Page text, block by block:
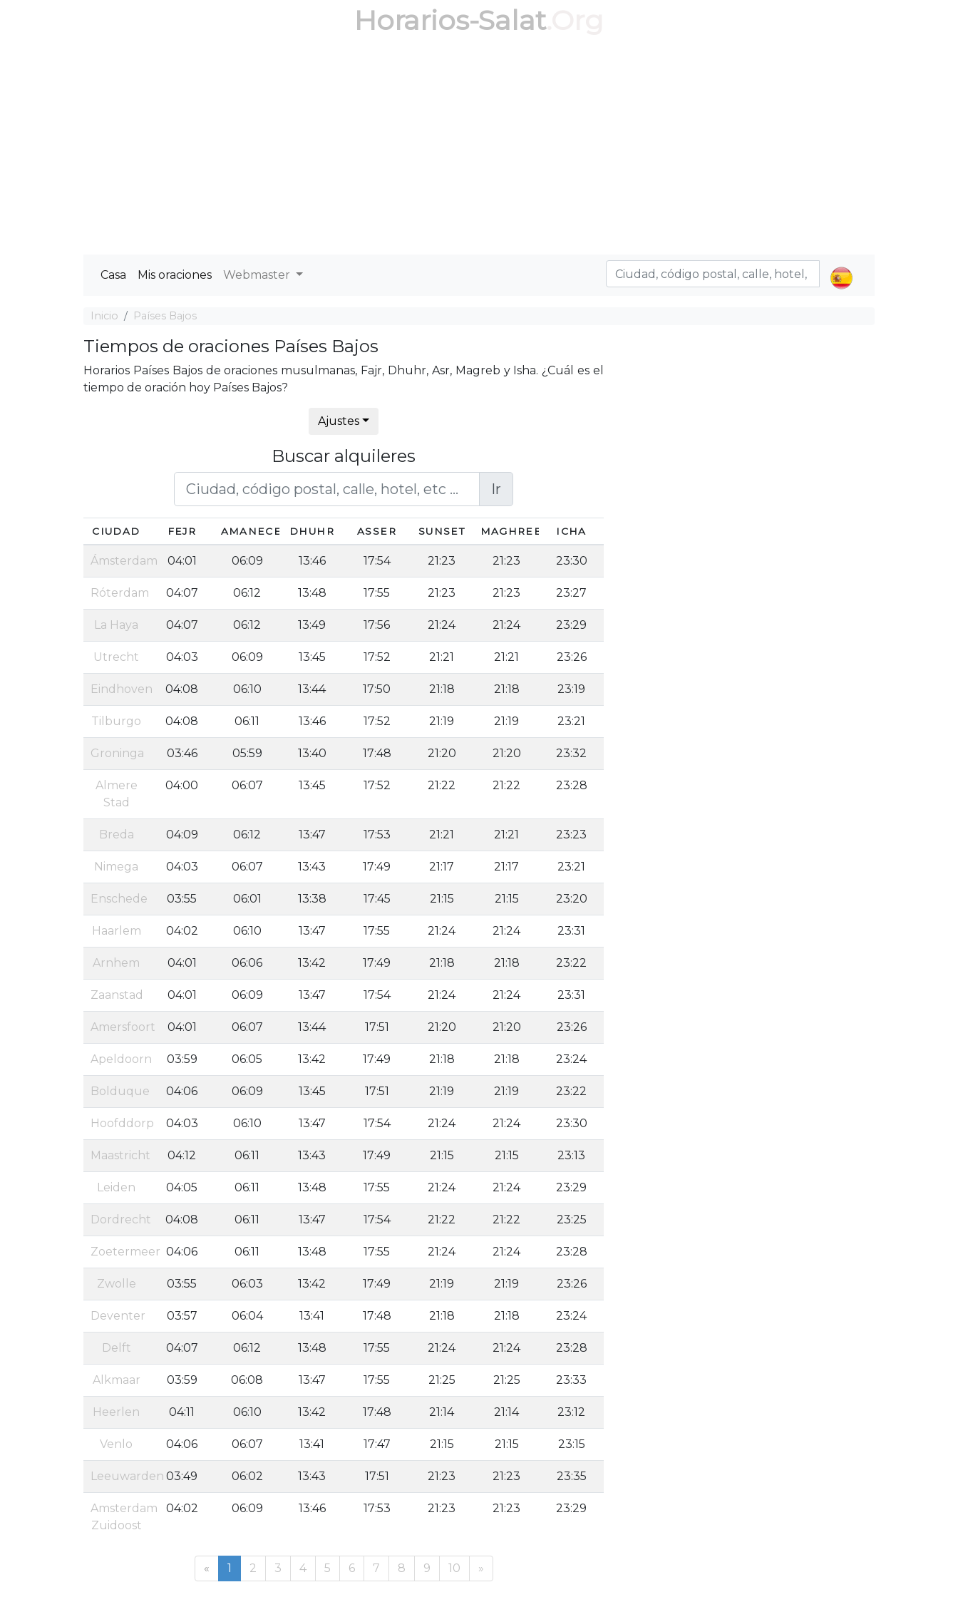
Horarios-Salat.Org
Casa Mis oraciones Webmaster
Inicio Países Bajos
Tiempos de oraciones Países Bajos
Horarios Países Bajos de oraciones musulmanas, Fajr, Dhuhr, Asr, Magreb y Isha. ¿Cuál es el
tiempo de oración hoy Países Bajos?
Ajustes
Buscar alquileres
Ir
CIUDAD FEJR AMANECER DHUHR ASSER SUNSET MAGHREB ICHA
Ámsterdam 04:01 06:09 13:46 17:54 21:23 21:23 23:30
Róterdam 04:07 06:12 13:48 17:55 21:23 21:23 23:27
La Haya 04:07 06:12 13:49 17:56 21:24 21:24 23:29
Utrecht 04:03 06:09 13:45 17:52 21:21 21:21 23:26
Eindhoven 04:08 06:10 13:44 17:50 21:18 21:18 23:19
Tilburgo 04:08 06:11 13:46 17:52 21:19 21:19 23:21
Groninga 03:46 05:59 13:40 17:48 21:20 21:20 23:32
Almere
Stad
04:00 06:07 13:45 17:52 21:22 21:22 23:28
Breda 04:09 06:12 13:47 17:53 21:21 21:21 23:23
Nimega 04:03 06:07 13:43 17:49 21:17 21:17 23:21
Enschede 03:55 06:01 13:38 17:45 21:15 21:15 23:20
Haarlem 04:02 06:10 13:47 17:55 21:24 21:24 23:31
Arnhem 04:01 06:06 13:42 17:49 21:18 21:18 23:22
Zaanstad 04:01 06:09 13:47 17:54 21:24 21:24 23:31
Amersfoort 04:01 06:07 13:44 17:51 21:20 21:20 23:26
Apeldoorn 03:59 06:05 13:42 17:49 21:18 21:18 23:24
Bolduque 04:06 06:09 13:45 17:51 21:19 21:19 23:22
Hoofddorp 04:03 06:10 13:47 17:54 21:24 21:24 23:30
Maastricht 04:12 06:11 13:43 17:49 21:15 21:15 23:13
Leiden 04:05 06:11 13:48 17:55 21:24 21:24 23:29
Dordrecht 04:08 06:11 13:47 17:54 21:22 21:22 23:25
Zoetermeer 04:06 06:11 13:48 17:55 21:24 21:24 23:28
Zwolle 03:55 06:03 13:42 17:49 21:19 21:19 23:26
Deventer 03:57 06:04 13:41 17:48 21:18 21:18 23:24
Delft 04:07 06:12 13:48 17:55 21:24 21:24 23:28
Alkmaar 03:59 06:08 13:47 17:55 21:25 21:25 23:33
Heerlen 04:11 06:10 13:42 17:48 21:14 21:14 23:12
Venlo 04:06 06:07 13:41 17:47 21:15 21:15 23:15
Leeuwarden 03:49 06:02 13:43 17:51 21:23 21:23 23:35
Amsterdam
Zuidoost
04:02 06:09 13:46 17:53 21:23 21:23 23:29
« 1 2 3 4 5 6 7 8 9 10 »